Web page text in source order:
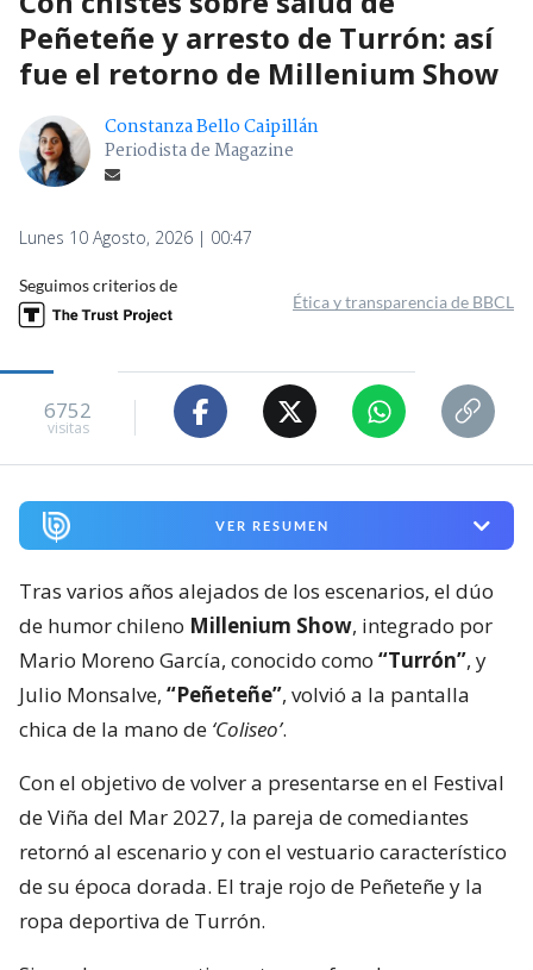
Peñeteñe y arresto de Turrón: así
fue el retorno de Millenium Show
Constanza Bello Caipillán
Periodista de Magazine
Lunes 10 Agosto, 2026 | 00:47
Seguimos criterios de
Ética y transparencia de BBCL
6752
visitas
VER RESUMEN
Tras varios años alejados de los escenarios, el dúo
de humor chileno Millenium Show, integrado por
Mario Moreno García, conocido como “Turrón”, y
Julio Monsalve, “Peñeteñe”, volvió a la pantalla
chica de la mano de ‘Coliseo’.
Con el objetivo de volver a presentarse en el Festival
de Viña del Mar 2027, la pareja de comediantes
retornó al escenario y con el vestuario característico
de su época dorada. El traje rojo de Peñeteñe y la
ropa deportiva de Turrón.